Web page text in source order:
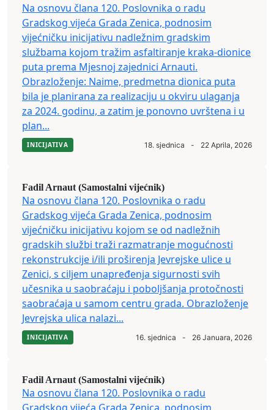
Na osnovu člana 120. Poslovnika o radu
Gradskog vijeća Grada Zenica, podnosim
vijećničku inicijativu nadležnim gradskim
službama kojom tražim asfaltiranje kraka-dionice
puta prema Mjesnoj zajednici Arnauti.
Obrazloženje: Naime, predmetna dionica puta
bila je planirana za realizaciju u okviru ulaganja
za 2024. godinu, a zatim je ponovno uvrštena i u
plan...
INICIJATIVA 18. sjednica - 22 Aprila, 2026
Fadil Arnaut (Samostalni vijećnik)
Na osnovu člana 120. Poslovnika o radu
Gradskog vijeća Grada Zenica, podnosim
vijećničku inicijativu kojom se od nadležnih
gradskih službi traži razmatranje mogućnosti
rekonstrukcije i/ili proširenja Jevrejske ulice u
Zenici, s ciljem unapređenja sigurnosti svih
učesnika u saobraćaju i poboljšanja protočnosti
saobraćaja u samom centru grada. Obrazloženje
Jevrejska ulica nalazi...
INICIJATIVA 16. sjednica - 26 Januara, 2026
Fadil Arnaut (Samostalni vijećnik)
Na osnovu člana 120. Poslovnika o radu